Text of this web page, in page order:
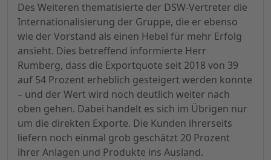
Des Weiteren thematisierte der DSW-Vertreter die
Internationalisierung der Gruppe, die er ebenso
wie der Vorstand als einen Hebel für mehr Erfolg
ansieht. Dies betreffend informierte Herr
Rumberg, dass die Exportquote seit 2018 von 39
auf 54 Prozent erheblich gesteigert werden konnte
– und der Wert wird noch deutlich weiter nach
oben gehen. Dabei handelt es sich im Übrigen nur
um die direkten Exporte. Die Kunden ihrerseits
liefern noch einmal grob geschätzt 20 Prozent
ihrer Anlagen und Produkte ins Ausland.